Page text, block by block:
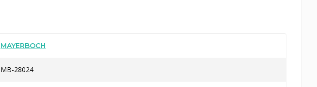
MAYERBOCH
MB-28024